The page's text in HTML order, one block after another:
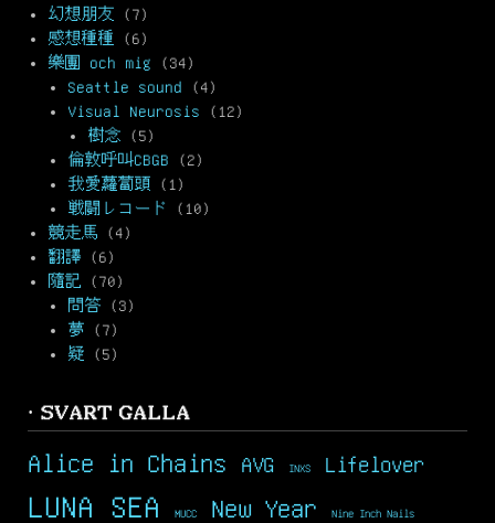
幻想朋友 (7)
感想種種 (6)
樂團 och mig (34)
Seattle sound (4)
Visual Neurosis (12)
樹念 (5)
倫敦呼叫CBGB (2)
我愛蘿蔔頭 (1)
戦闘レコード
(10)
競走馬 (4)
翻譯 (6)
隨記 (70)
問答 (3)
夢 (7)
疑 (5)
· SVART GALLA
Alice in Chains AVG INXS Lifelover
LUNA SEA MUCC New Year Nine Inch Nails